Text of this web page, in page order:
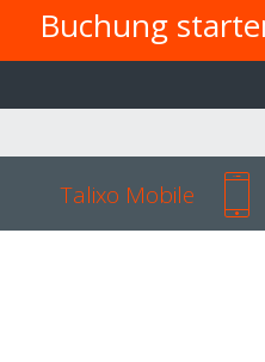
Talixo Mobile